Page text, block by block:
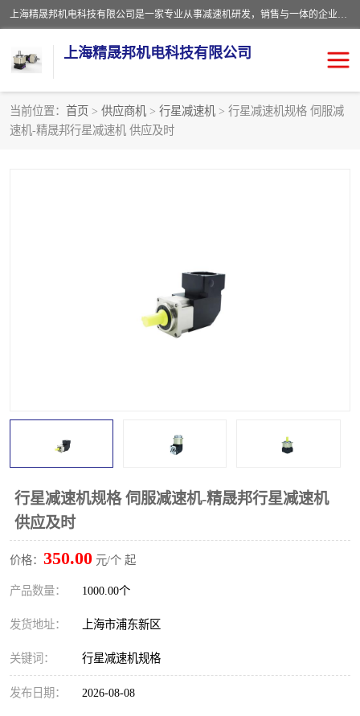
上海精晟邦机电科技有限公司是一家专业从事减速机研发，销售与一体的企业。公司拥有资深技术人员和技术团队服务人才，致力于为广大客户提供专业，细致的产品服务。主营产品有：中型减速电机，微型调速电机，精密行星减速机，蜗轮蜗杆减速机，RFKS四大系列减速机，SKM双曲面齿轮减速机，齿轮减速电机，行星减速机，防爆电机，变频器等系列；产品广泛用于汽车，船舶，能源，环保，包装，物流等领域，欢迎咨询。
上海精晟邦机电科技有限公司
当前位置： 首页 > 供应商机 > 行星减速机 > 行星减速机规格 伺服减
速机-精晟邦行星减速机 供应及时
行星减速机规格 伺服减速机-精晟邦行星减速机
供应及时
价格： 350.00 元/个 起
产品数量： 1000.00个
发货地址： 上海市浦东新区
关键词： 行星减速机规格
发布日期： 2026-08-08
减速电机
晟邦电机